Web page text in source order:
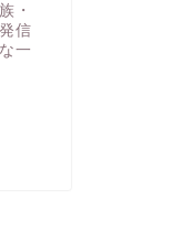
・
信
一